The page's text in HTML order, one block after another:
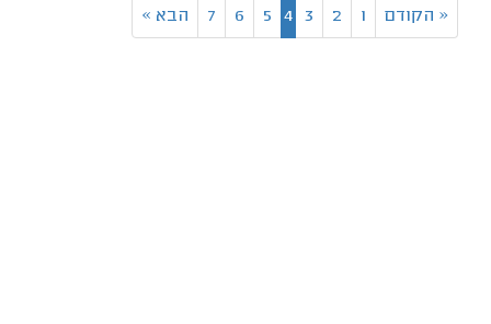
« הקודם 1
2
3
4
5
6
7 הבא »